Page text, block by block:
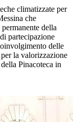
climatizzate per
che
della
partecipazione
delle
la valorizzazione
Pinacoteca in